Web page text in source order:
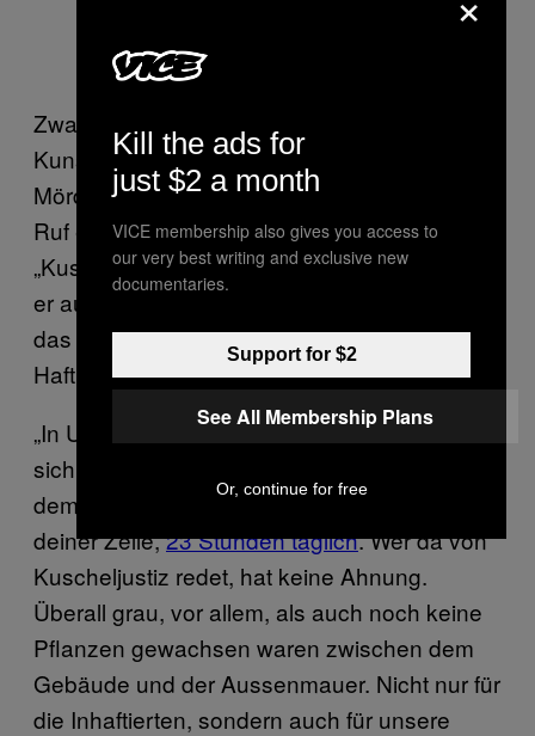
Zwangsweise stellt sich die Frage: Warum
Kunst für Häftlinge? FürVerbrecher
Mörder und Pädophile gar? Wenn Direktor
Ruf ein Reizwort kennt, dann ist es
„Kuscheljustiz”. Bei unserem Rundgang weist
er auf die dünnen Schaumstoff-Matratzen hin,
das Metallgitter darunter und auf die
Haftbedingungen.
„In Untersuchungshaft, und darin befinden
sich die meisten hier, gibt es eine Stunde auf
dem Hof”, erklärt Ruf, „ansonsten bist du in
deiner Zelle,23 Stunden täglich. Wer da von
Kuscheljustiz redet, hat keine Ahnung.
Überall grau, vor allem, als auch noch keine
Pflanzen gewachsen waren zwischen dem
Gebäude und der Aussenmauer. Nicht nur für
die Inhaftierten, sondern auch für unsere
Kill the ads for
just $2 a month
VICE membership also gives you access to
our very best writing and exclusive new
documentaries.
Support for $2
See All Membership Plans
Or, continue for free